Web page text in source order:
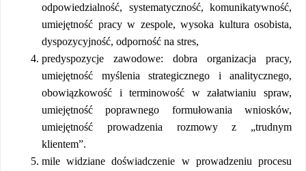
odpowiedzialność, systematyczność, komunikatywność,
umiejętność pracy w zespole, wysoka kultura osobista,
dyspozycyjność, odporność na stres,
predyspozycje zawodowe: dobra organizacja pracy,
umiejętność myślenia strategicznego i analitycznego,
obowiązkowość i terminowość w załatwianiu spraw,
umiejętność poprawnego formułowania wniosków,
umiejętność prowadzenia rozmowy z „trudnym
klientem”.
mile widziane doświadczenie w prowadzeniu procesu